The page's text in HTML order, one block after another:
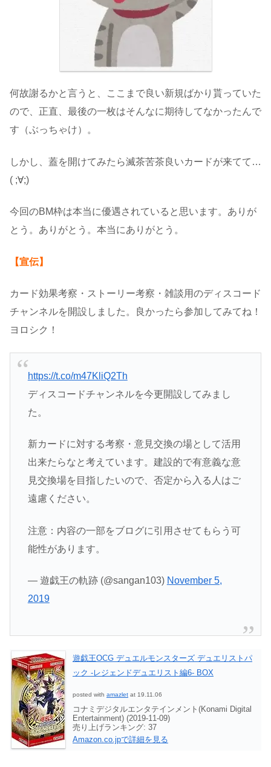
何故謝るかと言うと、ここまで良い新規ばかり貰っていた
ので、正直、最後の一枚はそんなに期待してなかったんで
す（ぶっちゃけ）。
しかし、蓋を開けてみたら滅茶苦茶良いカードが来てて…
( ;∀;)
今回のBM枠は本当に優遇されていると思います。ありが
とう。ありがとう。本当にありがとう。
【宣伝】
カード効果考察・ストーリー考察・雑談用のディスコード
チャンネルを開設しました。良かったら参加してみてね！
ヨロシク！
https://t.co/m47KliQ2Th
ディスコードチャンネルを今更開設してみまし
た。
新カードに対する考察・意見交換の場として活用
出来たらなと考えています。建設的で有意義な意
見交換場を目指したいので、否定から入る人はご
遠慮ください。
注意：内容の一部をブログに引用させてもらう可
能性があります。
— 遊戯王の軌跡 (@sangan103) November 5,
2019
遊戯王OCG デュエルモンスターズ デュエリストパ
ック -レジェンドデュエリスト編6- BOX
posted with amazlet at 19.11.06
コナミデジタルエンタテインメント(Konami Digital
Entertainment) (2019-11-09)
売り上げランキング: 37
Amazon.co.jpで詳細を見る